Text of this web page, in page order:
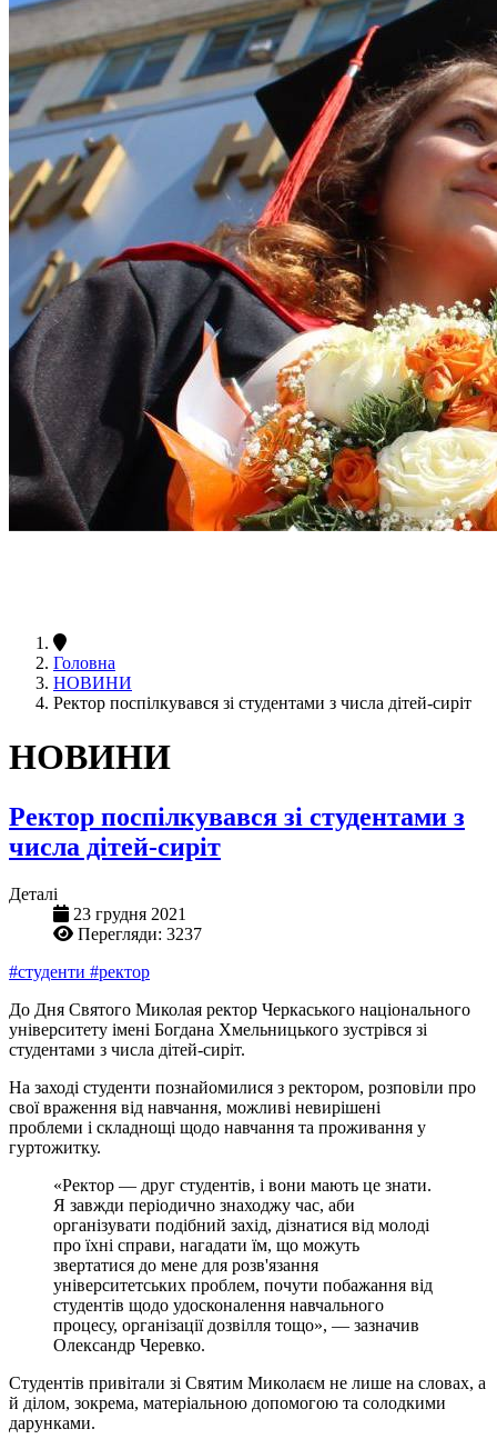
Головна
НОВИНИ
Ректор поспілкувався зі студентами з числа дітей-сиріт
НОВИНИ
Ректор поспілкувався зі студентами з
числа дітей-сиріт
Деталі
23 грудня 2021
Перегляди: 3237
#студенти #ректор
До Дня Святого Миколая ректор Черкаського національного
університету імені Богдана Хмельницького зустрівся зі
студентами з числа дітей-сиріт.
На заході студенти познайомилися з ректором, розповіли про
свої враження від навчання, можливі невирішені
проблеми і складнощі щодо навчання та проживання у
гуртожитку.
«Ректор — друг студентів, і вони мають це знати.
Я завжди періодично знаходжу час, аби
організувати подібний захід, дізнатися від молоді
про їхні справи, нагадати їм, що можуть
звертатися до мене для розв'язання
університетських проблем, почути побажання від
студентів щодо удосконалення навчального
процесу, організації дозвілля тощо», — зазначив
Олександр Черевко.
Студентів привітали зі Святим Миколаєм не лише на словах, а
й ділом, зокрема, матеріальною допомогою та солодкими
дарунками.